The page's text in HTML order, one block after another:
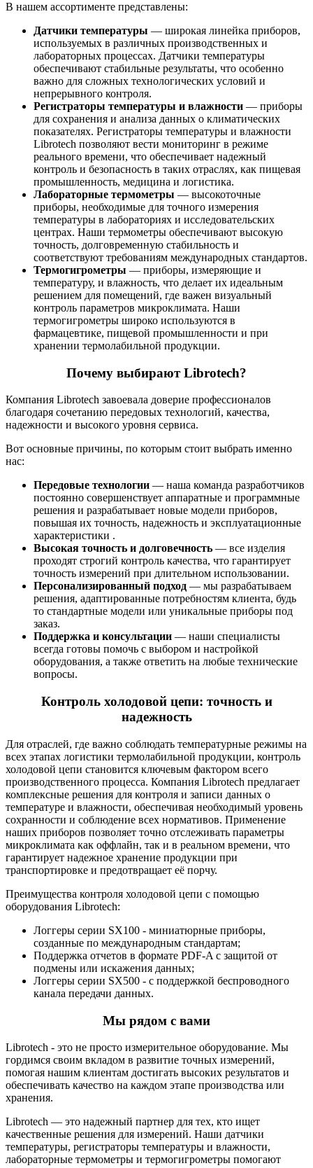
В нашем ассортименте представлены:
Датчики температуры — широкая линейка приборов,
используемых в различных производственных и
лабораторных процессах. Датчики температуры
обеспечивают стабильные результаты, что особенно
важно для сложных технологических условий и
непрерывного контроля.
Регистраторы температуры и влажности — приборы
для сохранения и анализа данных о климатических
показателях. Регистраторы температуры и влажности
Librotech позволяют вести мониторинг в режиме
реального времени, что обеспечивает надежный
контроль и безопасность в таких отраслях, как пищевая
промышленность, медицина и логистика.
Лабораторные термометры — высокоточные
приборы, необходимые для точного измерения
температуры в лабораториях и исследовательских
центрах. Наши термометры обеспечивают высокую
точность, долговременную стабильность и
соответствуют требованиям международных стандартов.
Термогигрометры — приборы, измеряющие и
температуру, и влажность, что делает их идеальным
решением для помещений, где важен визуальный
контроль параметров микроклимата. Наши
термогигрометры широко используются в
фармацевтике, пищевой промышленности и при
хранении термолабильной продукции.
Почему выбирают Librotech?
Компания Librotech завоевала доверие профессионалов
благодаря сочетанию передовых технологий, качества,
надежности и высокого уровня сервиса.
Вот основные причины, по которым стоит выбрать именно
нас:
Передовые технологии — наша команда разработчиков
постоянно совершенствует аппаратные и программные
решения и разрабатывает новые модели приборов,
повышая их точность, надежность и эксплуатационные
характеристики .
Высокая точность и долговечность — все изделия
проходят строгий контроль качества, что гарантирует
точность измерений при длительном использовании.
Персонализированный подход — мы разрабатываем
решения, адаптированные потребностям клиента, будь
то стандартные модели или уникальные приборы под
заказ.
Поддержка и консультации — наши специалисты
всегда готовы помочь с выбором и настройкой
оборудования, а также ответить на любые технические
вопросы.
Контроль холодовой цепи: точность и
надежность
Для отраслей, где важно соблюдать температурные режимы на
всех этапах логистики термолабильной продукции, контроль
холодовой цепи становится ключевым фактором всего
производственного процесса. Компания Librotech предлагает
комплексные решения для контроля и записи данных о
температуре и влажности, обеспечивая необходимый уровень
сохранности и соблюдение всех нормативов. Применение
наших приборов позволяет точно отслеживать параметры
микроклимата как оффлайн, так и в реальном времени, что
гарантирует надежное хранение продукции при
транспортировке и предотвращает её порчу.
Преимущества контроля холодовой цепи с помощью
оборудования Librotech:
Логгеры серии SX100 - миниатюрные приборы,
созданные по международным стандартам;
Поддержка отчетов в формате PDF-A с защитой от
подмены или искажения данных;
Логгеры серии SX500 - с поддержкой беспроводного
канала передачи данных.
Мы рядом с вами
Librotech - это не просто измерительное оборудование. Мы
гордимся своим вкладом в развитие точных измерений,
помогая нашим клиентам достигать высоких результатов и
обеспечивать качество на каждом этапе производства или
хранения.
Librotech — это надежный партнер для тех, кто ищет
качественные решения для измерений. Наши датчики
температуры, регистраторы температуры и влажности,
лабораторные термометры и термогигрометры помогают